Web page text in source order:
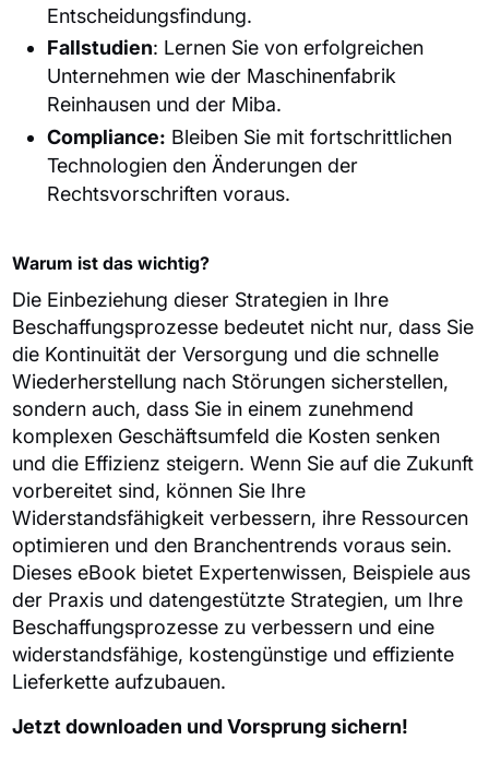
Entscheidungsfindung.
Fallstudien: Lernen Sie von erfolgreichen
Unternehmen wie der Maschinenfabrik
Reinhausen und der Miba.
Compliance: Bleiben Sie mit fortschrittlichen
Technologien den Änderungen der
Rechtsvorschriften voraus.
Warum ist das wichtig?
Die Einbeziehung dieser Strategien in Ihre
Beschaffungsprozesse bedeutet nicht nur, dass Sie
die Kontinuität der Versorgung und die schnelle
Wiederherstellung nach Störungen sicherstellen,
sondern auch, dass Sie in einem zunehmend
komplexen Geschäftsumfeld die Kosten senken
und die Effizienz steigern. Wenn Sie auf die Zukunft
vorbereitet sind, können Sie Ihre
Widerstandsfähigkeit verbessern, ihre Ressourcen
optimieren und den Branchentrends voraus sein.
Dieses eBook bietet Expertenwissen, Beispiele aus
der Praxis und datengestützte Strategien, um Ihre
Beschaffungsprozesse zu verbessern und eine
widerstandsfähige, kostengünstige und effiziente
Lieferkette aufzubauen.
Jetzt downloaden und Vorsprung sichern!